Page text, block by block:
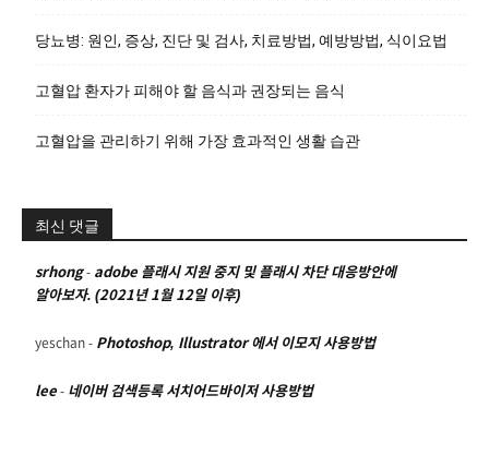
당뇨병: 원인, 증상, 진단 및 검사, 치료방법, 예방방법, 식이요법
고혈압 환자가 피해야 할 음식과 권장되는 음식
고혈압을 관리하기 위해 가장 효과적인 생활 습관
최신 댓글
srhong- adobe 플래시 지원 중지 및 플래시 차단 대응방안에
알아보자. (2021년 1월 12일 이후)
yeschan - Photoshop, Illustrator 에서 이모지 사용방법
lee - 네이버 검색등록 서치어드바이저 사용방법